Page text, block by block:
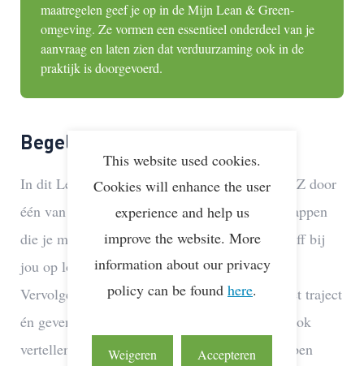
maatregelen geef je op in deMijn Lean & Green-
omgeving. Ze vormen een essentieel onderdeel van je
aanvraag en laten zien dat verduurzaming ook in de
praktijk is doorgevoerd.
Begeleiding door Lean & Green
In dit Lean & Green traject wordt je van A tot Z door
één van de projectmanagers begeleid in alle stappen
die je moet nemen. Dat begint met een Kick-Off bij
jou op locatie met de betrokken medewerkers.
Vervolgens helpen we je stap voor stap door het traject
én geven we je tips om je data te verbeteren. Ook
vertellen we je hoe andere deelnemers het hebben
This website used cookies.
Cookies will enhance the user
experience and help us
improve the website. More
information about our privacy
policy can be found here.
Weigeren Accepteren